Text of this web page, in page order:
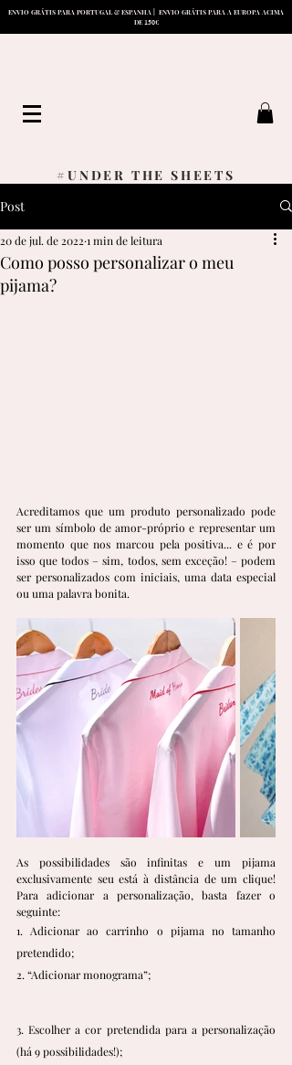
ENVIO GRÁTIS PARA PORTUGAL & ESPANHA | ENVIO GRÁTIS PARA A EUROPA ACIMA
DE 150€
#UNDER THE SHEETS
Post
Como posso personalizar o meu
pijama?
20 de jul. de 2022 1 min de leitura
Acreditamos que um produto personalizado pode
ser um símbolo de amor-próprio e representar um
momento que nos marcou pela positiva... e é por
isso que todos – sim, todos, sem exceção! – podem
ser personalizados com iniciais, uma data especial
ou uma palavra bonita.
As possibilidades são infinitas e um pijama
exclusivamente seu está à distância de um clique!
Para adicionar a personalização, basta fazer o
seguinte:
1. Adicionar ao carrinho o pijama no tamanho
pretendido;
2. “Adicionar monograma”;
3. Escolher a cor pretendida para a personalização
(há 9 possibilidades!);